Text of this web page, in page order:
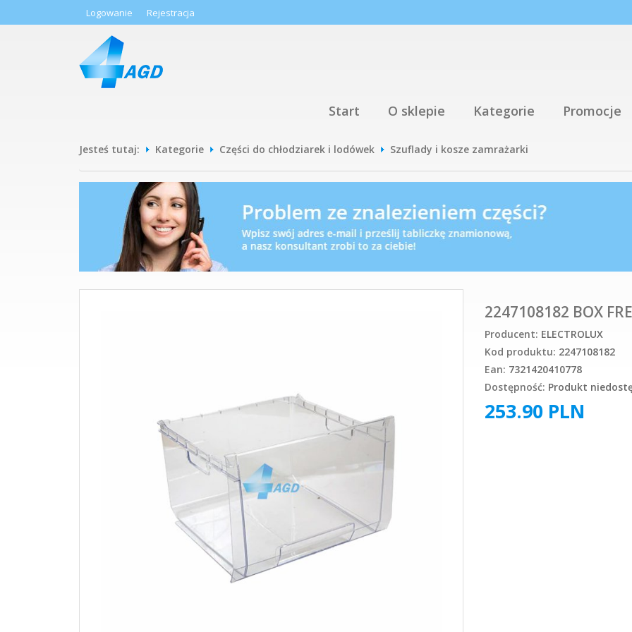
Logowanie Rejestracja
Start O sklepie Kategorie Promocje
Jesteś tutaj: Kategorie Części do chłodziarek i lodówek Szuflady i kosze zamrażarki
2247108182 BOX
Producent: ELECTROLUX
Kod produktu: 2247108182
Ean: 7321420410778
Dostępność: Produkt
253.90 PLN